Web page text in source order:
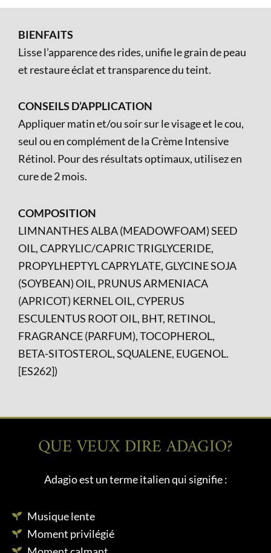
BIENFAITS
Lisse l’apparence des rides, unifie le grain de peau
et restaure éclat et transparence du teint.
CONSEILS D’APPLICATION
Appliquer matin et/ou soir sur le visage et le cou,
seul ou en complément de la Crème Intensive
Rétinol. Pour des résultats optimaux, utilisez en
cure de 2 mois.
COMPOSITION
LIMNANTHES ALBA (MEADOWFOAM) SEED
OIL, CAPRYLIC/CAPRIC TRIGLYCERIDE,
PROPYLHEPTYL CAPRYLATE, GLYCINE SOJA
(SOYBEAN) OIL, PRUNUS ARMENIACA
(APRICOT) KERNEL OIL, CYPERUS
ESCULENTUS ROOT OIL, BHT, RETINOL,
FRAGRANCE (PARFUM), TOCOPHEROL,
BETA-SITOSTEROL, SQUALENE, EUGENOL.
[ES262])
QUE VEUX DIRE ADAGIO?
Adagio est un terme italien qui signifie :
Musique lente
Moment privilégié